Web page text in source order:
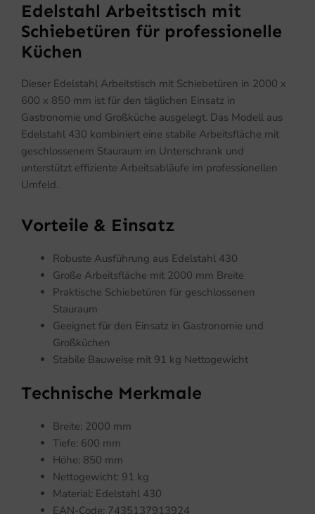
Edelstahl Arbeitstisch mit
Schiebetüren für professionelle
Küchen
Dieser Edelstahl Arbeitstisch mit Schiebetüren in 2000 x
600 x 850 mm ist für den täglichen Einsatz in
Gastronomie und Großküche ausgelegt. Das Modell aus
Edelstahl 430 kombiniert eine stabile Arbeitsfläche mit
geschlossenem Stauraum im Unterschrank und
unterstützt effiziente Arbeitsabläufe im professionellen
Umfeld.
Vorteile & Einsatz
Robuste Ausführung aus Edelstahl 430
Große Arbeitsfläche mit 2000 mm Breite
Praktische Schiebetüren für geschlossenen
Stauraum
Geeignet für den Einsatz in Gastronomie und
Großküchen
Stabile Bauweise mit 91 kg Nettogewicht
Technische Merkmale
Breite: 2000 mm
Tiefe: 600 mm
Höhe: 850 mm
Nettogewicht: 91 kg
Material: Edelstahl 430
EAN-Code: 7435137913924